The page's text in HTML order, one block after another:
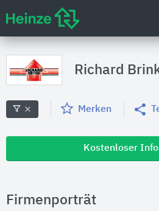
Richard
Merken
Kostenloser
Firmenporträt